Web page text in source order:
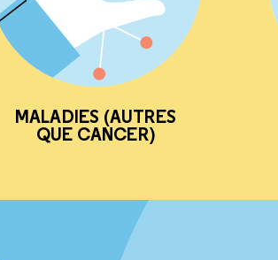
MALADIES (AUTRES
QUE CANCER)